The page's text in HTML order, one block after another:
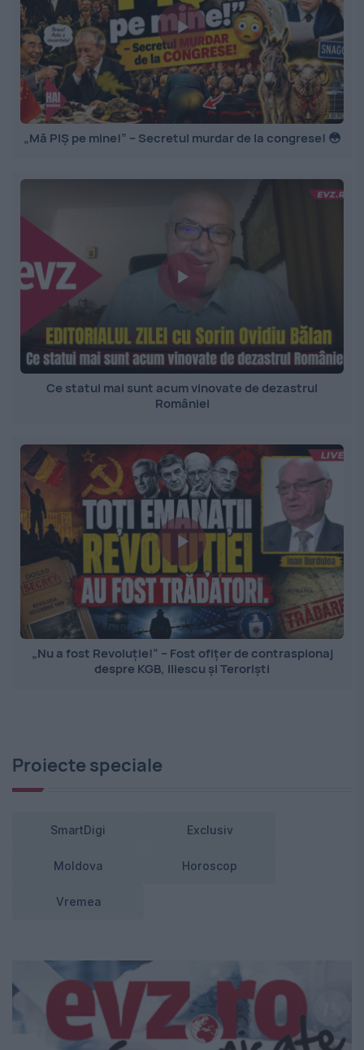
„Mă PIȘ pe mine!” – Secretul murdar de la congrese! 😳
Ce statui mai sunt acum vinovate de dezastrul
României
„Nu a fost Revoluție!” – Fost ofițer de contraspionaj
despre KGB, Iliescu și Teroriști
Proiecte speciale
SmartDigi Exclusiv
Moldova Horoscop
Vremea